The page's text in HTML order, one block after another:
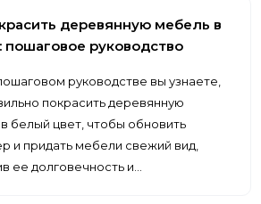
деревянную мебель в
пошаговое руководство
руководстве вы узнаете,
покрасить деревянную
белый цвет, чтобы обновить
и придать мебели свежий вид,
ее долговечность и…